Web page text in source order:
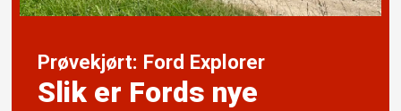
Prøvekjørt: Ford Explorer
Slik er Fords nye